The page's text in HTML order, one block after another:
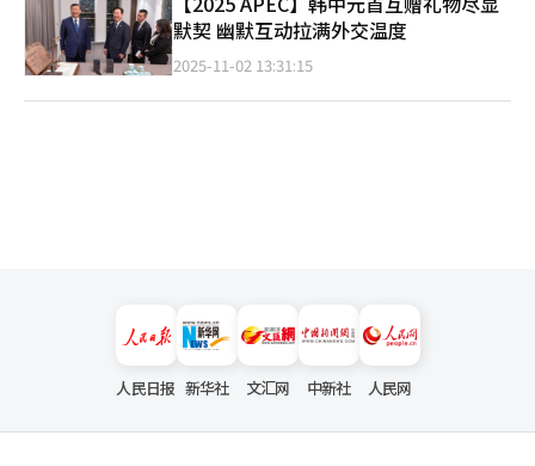
默契 幽默互动拉满外交温度
2025-11-02 13:31:15
人民日报 新华社 文汇网 中新社 人民网